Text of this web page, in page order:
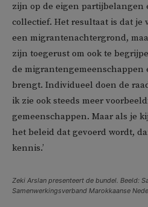
zijn op de eigen partijbelangen
collectief. Het resultaat is dat je
een migrantenachtergrond,
zijn toegerust om ook te
de migrantengemeenschappen
brengt. Individueel doen de
ik zie ook steeds meer
gemeenschappen. Maar als je
het beleid dat gevoerd wordt,
kennis.’
Zeki Arslan presenteert de bundel. Beeld:
Samenwerkingsverband Marokkaanse